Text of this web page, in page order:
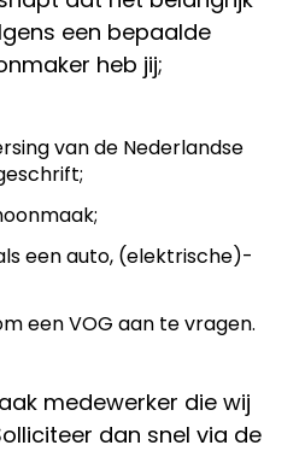
een bepaalde
heb jij;
van de Nederlandse
een auto, (elektrische)-
een VOG aan te vragen.
medewerker die wij
dan snel via de